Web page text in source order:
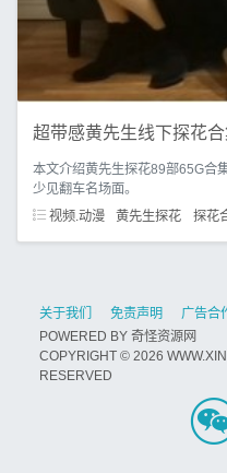
超带感黄先生线下探花
本文介绍黄先生探花89部65G合
少见翻车名场面。
视频.动漫
黄先生探花 探花
关于我们 免责声明 广告合
POWERED BY 奇怪资源网
COPYRIGHT © 2026
RESERVED